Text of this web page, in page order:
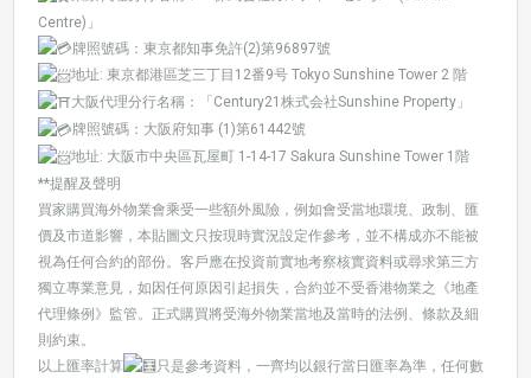
Centre)」
牌照號碼：東京都知事免許(2)第96897號
地址: 東京都港區芝三丁目12番9号 Tokyo Sunshine Tower 2 階
大阪代理分行名稱：「Century21株式会社Sunshine Property」
牌照號碼：大阪府知事 (1)第61442號
地址: 大阪市中央區瓦屋町 1-14-17 Sakura Sunshine Tower 1階
**提醒及聲明
買家購買海外物業會乘受一些額外風險，例如會受當地環境、政制、匯
價及市道影響，本貼圖文只按現時實況設定作參考，並不構成亦不能被
視為任何合約的部份。客戶應在投資前實地考察核實資料或尋求第三方
獨立專業意見，如因任何原因引起損失，合約並不受香港物業之《地產
代理條例》監管。正式購買將受海外物業當地及當時的法例、條款及細
則約束。
以上匯率計算
只是參考資料，一齊均以銀行當日匯率為準，任何數